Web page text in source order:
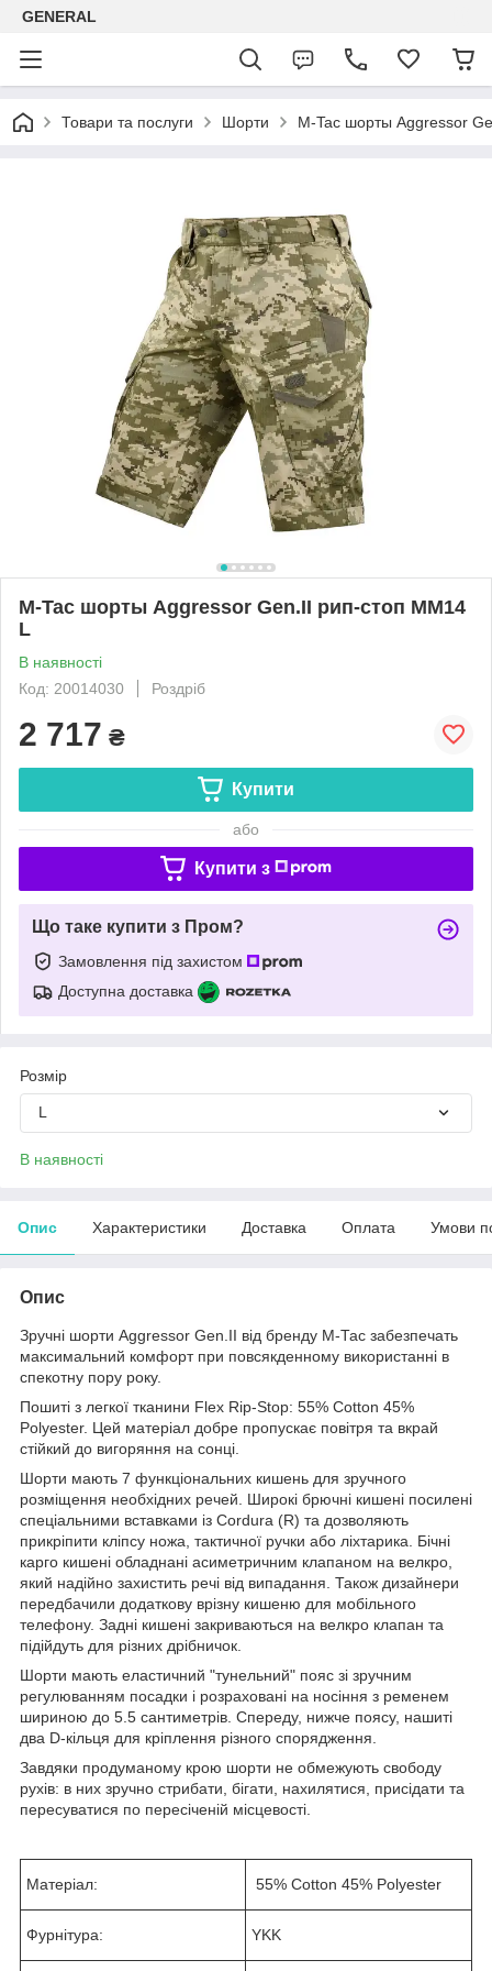
GENERAL
Товари та послуги Шорти M-Tac шорты Aggressor
M-Tac шорты Aggressor Gen.II рип-стоп MM14
L
В наявності
Код: 20014030
Роздріб
2 717 ₴
Купити
або
Купити з
Що таке купити з Пром?
Замовлення під захистом
Доступна доставка
Розмір
L
В наявності
Опис Характеристики Доставка Оплата Умови
Опис
Зручні шорти Aggressor Gen.II від бренду М-Тас забезпечать
максимальний комфорт при повсякденному використанні в
спекотну пору року.
Пошиті з легкої тканини Flex Rip-Stop: 55% Cotton 45%
Polyester. Цей матеріал добре пропускає повітря та вкрай
стійкий до вигоряння на сонці.
Шорти мають 7 функціональних кишень для зручного
розміщення необхідних речей. Широкі брючні кишені посилені
спеціальними вставками із Cordura (R) та дозволяють
прикріпити кліпсу ножа, тактичної ручки або ліхтарика. Бічні
карго кишені обладнані асиметричним клапаном на велкро,
який надійно захистить речі від випадання. Також дизайнери
передбачили додаткову врізну кишеню для мобільного
телефону. Задні кишені закриваються на велкро клапан та
підійдуть для різних дрібничок.
Шорти мають еластичний "тунельний" пояс зі зручним
регулюванням посадки і розраховані на носіння з ременем
шириною до 5.5 сантиметрів. Спереду, нижче поясу, нашиті
два D-кільця для кріплення різного спорядження.
Завдяки продуманому крою шорти не обмежують свободу
рухів: в них зручно стрибати, бігати, нахилятися, присідати та
пересуватися по пересіченій місцевості.
Матеріал: 55% Cotton 45% Polyester
Фурнітура: YKK